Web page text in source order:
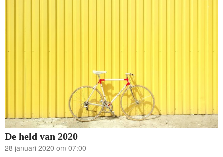
De held van 2020
28 januari 2020 om 07:00